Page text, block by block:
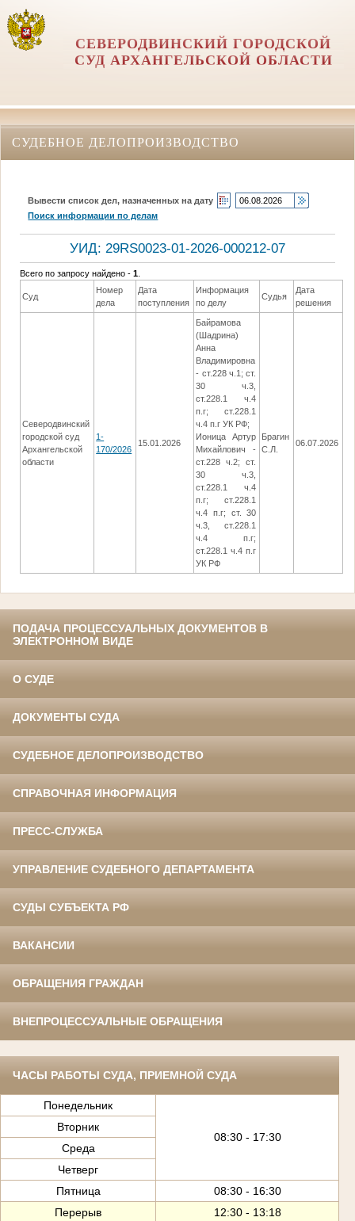
СЕВЕРОДВИНСКИЙ ГОРОДСКОЙ
СУД АРХАНГЕЛЬСКОЙ ОБЛАСТИ
СУДЕБНОЕ ДЕЛОПРОИЗВОДСТВО
Вывести список дел, назначенных на дату
Поиск информации по делам
УИД: 29RS0023-01-2026-000212-07
Всего по запросу найдено -1
Суд
Номер
дела
Дата
поступления
Информация
по делу
Судья
Дата
решения
Северодвинский
городской суд
Архангельской
области
1-
170/2026
15.01.2026
Байрамова
(Шадрина)
Анна
Владимировна
- ст.228 ч.1; ст.
30 ч.3,
ст.228.1 ч.4
п.г; ст.228.1
ч.4 п.г УК РФ;
Ионица Артур
Михайлович -
ст.228 ч.2; ст.
30 ч.3,
ст.228.1 ч.4
п.г; ст.228.1
ч.4 п.г; ст. 30
ч.3, ст.228.1
ч.4 п.г;
ст.228.1 ч.4 п.г
УК РФ
Брагин
С.Л.
06.07.2026
ПОДАЧА ПРОЦЕССУАЛЬНЫХ ДОКУМЕНТОВ В
ЭЛЕКТРОННОМ ВИДЕ
О СУДЕ
ДОКУМЕНТЫ СУДА
СУДЕБНОЕ ДЕЛОПРОИЗВОДСТВО
СПРАВОЧНАЯ ИНФОРМАЦИЯ
ПРЕСС-СЛУЖБА
УПРАВЛЕНИЕ СУДЕБНОГО ДЕПАРТАМЕНТА
СУДЫ СУБЪЕКТА РФ
ВАКАНСИИ
ОБРАЩЕНИЯ ГРАЖДАН
ВНЕПРОЦЕССУАЛЬНЫЕ ОБРАЩЕНИЯ
ЧАСЫ РАБОТЫ СУДА, ПРИЕМНОЙ СУДА
Понедельник
08:30 - 17:30
Вторник
Среда
Четверг
Пятница
08:30 - 16:30
Перерыв
12:30 - 13:18